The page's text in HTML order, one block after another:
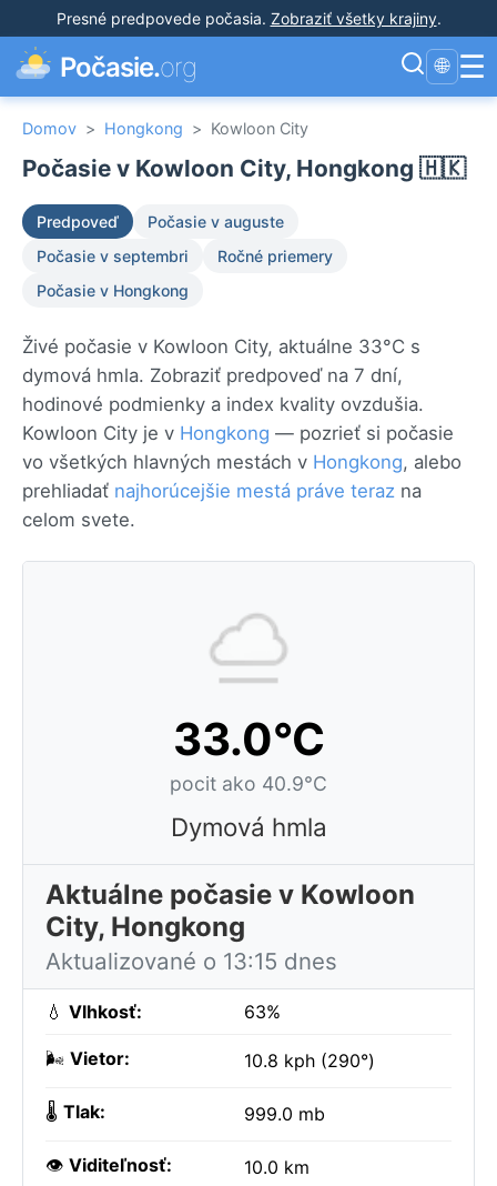
Presné predpovede počasia. Zobraziť všetky krajiny.
Počasie.org 🌐 ☰
Domov > Hongkong > Kowloon City
Počasie v Kowloon City, Hongkong 🇭🇰
Predpoveď
Počasie v auguste
Počasie v septembri
Ročné priemery
Počasie v Hongkong
Živé počasie v Kowloon City, aktuálne 33°C s
dymová hmla. Zobraziť predpoveď na 7 dní,
hodinové podmienky a index kvality ovzdušia.
Kowloon City je v Hongkong — pozrieť si počasie
vo všetkých hlavných mestách v Hongkong, alebo
prehliadať najhorúcejšie mestá práve teraz na
celom svete.
33.0°C
pocit ako 40.9°C
Dymová hmla
Aktuálne počasie v Kowloon
City, Hongkong
Aktualizované o 13:15 dnes
💧 Vlhkosť: 63%
🌬️ Vietor: 10.8 kph (290°)
🌡️ Tlak: 999.0 mb
👁️ Viditeľnosť: 10.0 km